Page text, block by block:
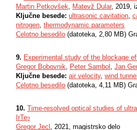
Martin Petkovšek, Matevž Dular, 2019,
Ključne besede: ultrasonic cavitation,
nitrogen, thermodynamic parameters
Celotno besedilo (datoteka, 2,80 MB)
9. Experimental study of the blockage
Gregor Bobovnik, Peter Sambol , Jan
Ključne besede: air velocity, wind
Celotno besedilo (datoteka, 4,11 MB)
10. Time-resolved optical studies of
IrTe2
2
Gregor Jecl , 2021, magistrsko delo